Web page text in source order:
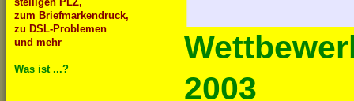
zum Briefmarkendruck,
zu DSL-Problemen
und mehr
Was ist ...?
2003